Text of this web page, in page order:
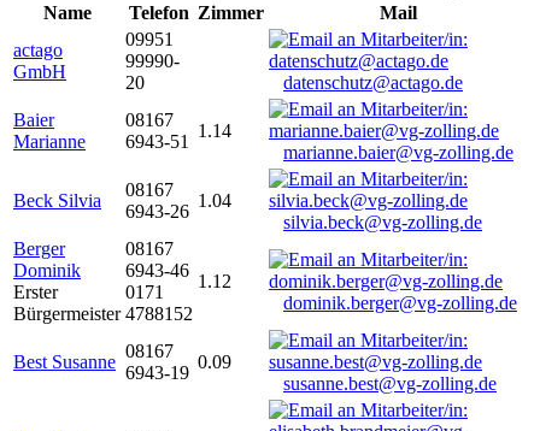
Name
Telefon Zimmer
Mail
actago
GmbH
09951
99990-
20
datenschutz@actago.de
Baier
Marianne
08167
6943-51
1.14
marianne.baier@vg-zolling.de
Beck Silvia
08167
6943-26
1.04
silvia.beck@vg-zolling.de
Berger
Dominik
Erster
Bürgermeister
08167
6943-46
0171
4788152
1.12
dominik.berger@vg-zolling.de
Best Susanne
08167
6943-19
0.09
susanne.best@vg-zolling.de